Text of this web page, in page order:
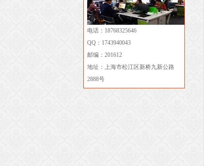
电话：18768325646
QQ：1743940043
邮编：201612
地址：上海市松江区新桥九新公路
2888号